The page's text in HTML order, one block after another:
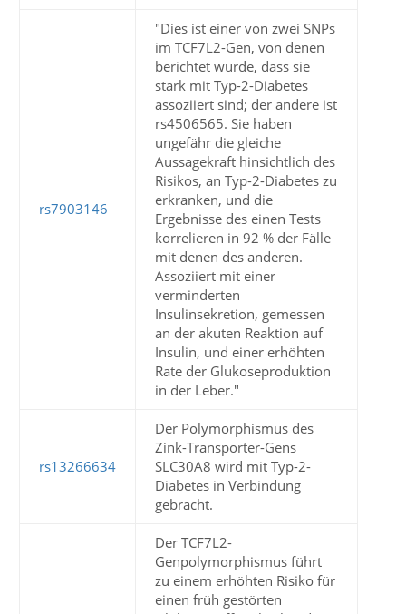
rs7903146
"Dies ist einer von zwei SNPs
im TCF7L2-Gen, von denen
berichtet wurde, dass sie
stark mit Typ-2-Diabetes
assoziiert sind; der andere ist
rs4506565. Sie haben
ungefähr die gleiche
Aussagekraft hinsichtlich des
Risikos, an Typ-2-Diabetes zu
erkranken, und die
Ergebnisse des einen Tests
korrelieren in 92 % der Fälle
mit denen des anderen.
Assoziiert mit einer
verminderten
Insulinsekretion, gemessen
an der akuten Reaktion auf
Insulin, und einer erhöhten
Rate der Glukoseproduktion
in der Leber."
rs13266634
Der Polymorphismus des
Zink-Transporter-Gens
SLC30A8 wird mit Typ-2-
Diabetes in Verbindung
gebracht.
Der TCF7L2-
Genpolymorphismus führt
zu einem erhöhten Risiko für
einen früh gestörten